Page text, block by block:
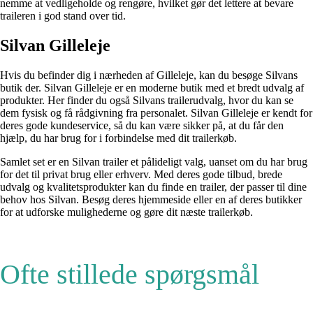
nemme at vedligeholde og rengøre, hvilket gør det lettere at bevare
traileren i god stand over tid.
Silvan Gilleleje
Hvis du befinder dig i nærheden af Gilleleje, kan du besøge Silvans
butik der. Silvan Gilleleje er en moderne butik med et bredt udvalg af
produkter. Her finder du også Silvans trailerudvalg, hvor du kan se
dem fysisk og få rådgivning fra personalet. Silvan Gilleleje er kendt for
deres gode kundeservice, så du kan være sikker på, at du får den
hjælp, du har brug for i forbindelse med dit trailerkøb.
Samlet set er en Silvan trailer et pålideligt valg, uanset om du har brug
for det til privat brug eller erhverv. Med deres gode tilbud, brede
udvalg og kvalitetsprodukter kan du finde en trailer, der passer til dine
behov hos Silvan. Besøg deres hjemmeside eller en af deres butikker
for at udforske mulighederne og gøre dit næste trailerkøb.
Ofte stillede spørgsmål